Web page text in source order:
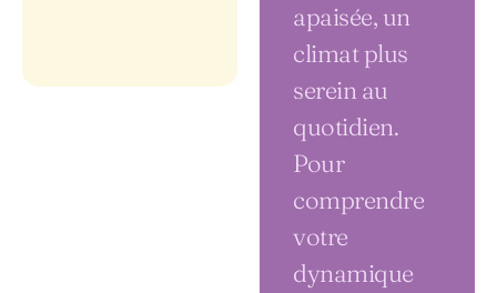
apaisée, un
climat plus
serein au
quotidien.
Pour
comprendre
votre
dynamique